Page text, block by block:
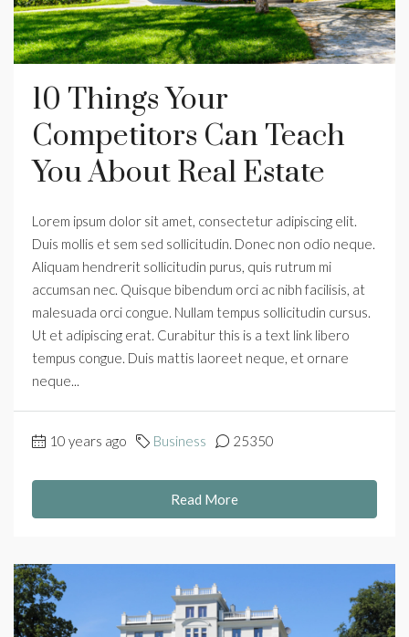
10 Things Your
Competitors Can Teach
You About Real Estate
Lorem ipsum dolor sit amet, consectetur adipiscing elit.
Duis mollis et sem sed sollicitudin. Donec non odio neque.
Aliquam hendrerit sollicitudin purus, quis rutrum mi
accumsan nec. Quisque bibendum orci ac nibh facilisis, at
malesuada orci congue. Nullam tempus sollicitudin cursus.
Ut et adipiscing erat. Curabitur this is a text link libero
tempus congue. Duis mattis laoreet neque, et ornare
neque...
10 years ago Business 25350
Read More